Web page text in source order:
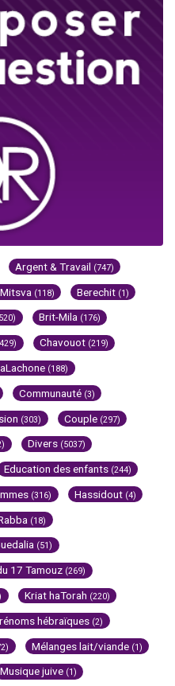
Argent & Travail (747)
(118) Berechit (1)
Brit-Mila (176)
Chavouot (219)
(188)
Communauté (3)
(303) Couple (297)
Divers (5037)
Education des enfants (244)
(316) Hassidout (4)
(18)
(51)
17 Tamouz (269)
Kriat haTorah (220)
hébraïques (2)
Mélanges lait/viande (1)
Musique juive (1)